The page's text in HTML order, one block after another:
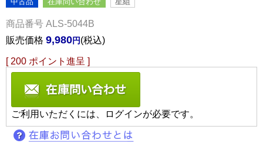
商品番号 ALS-5044B
販売価格 9,980 税込
[ 200 ポイント進呈 ]
ご利用いただくには、ログインが必要です。